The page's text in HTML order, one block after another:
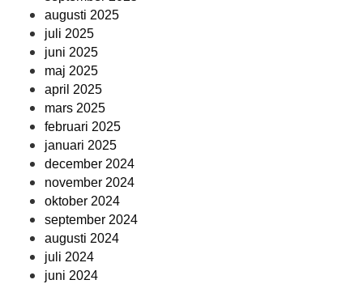
augusti 2025
juli 2025
juni 2025
maj 2025
april 2025
mars 2025
februari 2025
januari 2025
december 2024
november 2024
oktober 2024
september 2024
augusti 2024
juli 2024
juni 2024